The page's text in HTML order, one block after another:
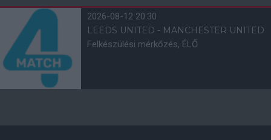
2026-08-12 20:30
LEEDS UNITED - MANCHESTER UNITED
Felkészülési mérkőzés, ÉLŐ